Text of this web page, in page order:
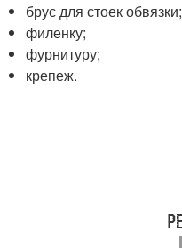
брус для стоек обвязки;
филенку;
фурнитуру;
крепеж.